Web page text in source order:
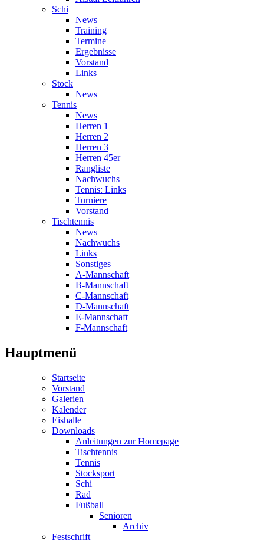
Schi
News
Training
Termine
Ergebnisse
Vorstand
Links
Stock
News
Tennis
News
Herren 1
Herren 2
Herren 3
Herren 45er
Rangliste
Nachwuchs
Tennis: Links
Turniere
Vorstand
Tischtennis
News
Nachwuchs
Links
Sonstiges
A-Mannschaft
B-Mannschaft
C-Mannschaft
D-Mannschaft
E-Mannschaft
F-Mannschaft
Hauptmenü
Startseite
Vorstand
Galerien
Kalender
Eishalle
Downloads
Anleitungen zur Homepage
Tischtennis
Tennis
Stocksport
Schi
Rad
Fußball
Senioren
Archiv
Festschrift